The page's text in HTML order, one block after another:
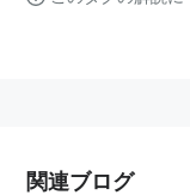
関連ブログ